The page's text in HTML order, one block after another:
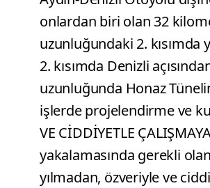
onlardan biri olan 32
uzunluğundaki 2. kısımda
2. kısımda Denizli
uzunluğunda Honaz
işlerde projelendirme ve
VE CİDDİYETLE
yakalamasında gerekli
yılmadan, özveriyle ve